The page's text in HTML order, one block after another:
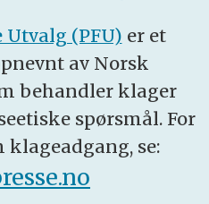
Utvalg (PFU) er et
av Norsk
behandler klager
spørsmål. For
se: